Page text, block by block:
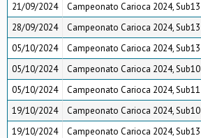
21/09/2024
Campeonato Carioca 2024, Sub13
28/09/2024
Campeonato Carioca 2024, Sub13
05/10/2024
Campeonato Carioca 2024, Sub13
05/10/2024
Campeonato Carioca 2024, Sub10
05/10/2024
Campeonato Carioca 2024, Sub11
19/10/2024
Campeonato Carioca 2024, Sub10
19/10/2024
Campeonato Carioca 2024, Sub13